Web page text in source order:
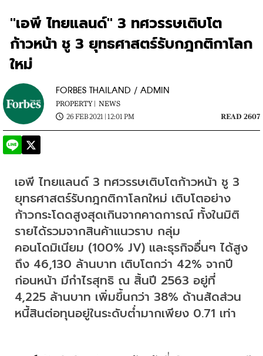
"เอพี ไทยแลนด์" 3 ทศวรรษเติบโต
ก้าวหน้า ชู 3 ยุทธศาสตร์รับกฎกติกาโลก
ใหม่
FORBES THAILAND / ADMIN
PROPERTY | NEWS
26 FEB 2021 | 12:01 PM
READ 2607
เอพี ไทยแลนด์ 3 ทศวรรษเติบโตก้าวหน้า ชู 3
ยุทธศาสตร์รับกฎกติกาโลกใหม่ เติบโตอย่าง
ก้าวกระโดดสูงสุดเกินจากคาดการณ์ ทั้งในมิติ
รายได้รวมจากสินค้าแนวราบ กลุ่ม
คอนโดมิเนียม (100% JV) และธุรกิจอื่นๆ ได้สูง
ถึง 46,130 ล้านบาท เติบโตกว่า 42% จากปี
ก่อนหน้า มีกำไรสุทธิ ณ สิ้นปี 2563 อยู่ที่
4,225 ล้านบาท เพิ่มขึ้นกว่า 38% ด้านสัดส่วน
หนี้สินต่อทุนอยู่ในระดับต่ำมากเพียง 0.71 เท่า